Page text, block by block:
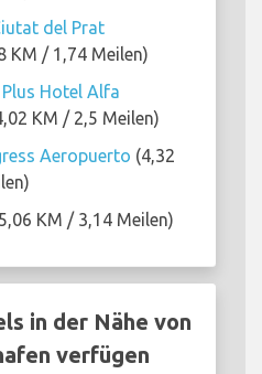
del Prat
KM / 1,74 Meilen)
Hotel Alfa
KM / 2,5 Meilen)
Aeropuerto (4,32
KM / 3,14 Meilen)
in der Nähe von
verfügen